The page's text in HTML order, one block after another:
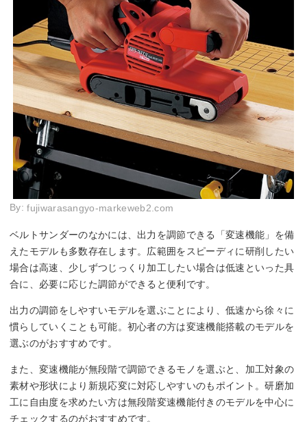
By:fujiwarasangyo-markeweb2.com
ベルトサンダーのなかには、出力を調節できる「変速機能」を備
えたモデルも多数存在します。広範囲をスピーディに研削したい
場合は高速、少しずつじっくり加工したい場合は低速といった具
合に、必要に応じた調節ができると便利です。
出力の調節をしやすいモデルを選ぶことにより、低速から徐々に
慣らしていくことも可能。初心者の方は変速機能搭載のモデルを
選ぶのがおすすめです。
また、変速機能が無段階で調節できるモノを選ぶと、加工対象の
素材や形状により新規応変に対応しやすいのもポイント。研磨加
工に自由度を求めたい方は無段階変速機能付きのモデルを中心に
チェックするのがおすすめです。